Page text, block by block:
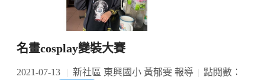
名畫cosplay變裝大賽
2021-07-13 新社區 東興國小 黃郁雯 報導
點閱數：